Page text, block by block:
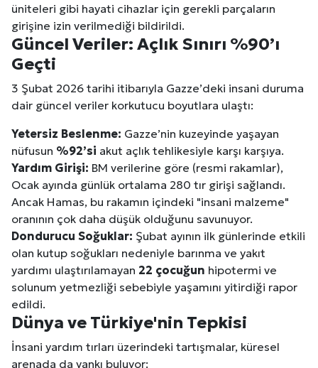
üniteleri gibi hayati cihazlar için gerekli parçaların
girişine izin verilmediği bildirildi.
Güncel Veriler: Açlık Sınırı %90’ı
Geçti
3 Şubat 2026 tarihi itibarıyla Gazze’deki insani duruma
dair güncel veriler korkutucu boyutlara ulaştı:
Yetersiz Beslenme: Gazze’nin kuzeyinde yaşayan
nüfusun %92’si akut açlık tehlikesiyle karşı karşıya.
Yardım Girişi: BM verilerine göre (resmi rakamlar),
Ocak ayında günlük ortalama 280 tır girişi sağlandı.
Ancak Hamas, bu rakamın içindeki "insani malzeme"
oranının çok daha düşük olduğunu savunuyor.
Dondurucu Soğuklar: Şubat ayının ilk günlerinde etkili
olan kutup soğukları nedeniyle barınma ve yakıt
yardımı ulaştırılamayan 22 çocuğun hipotermi ve
solunum yetmezliği sebebiyle yaşamını yitirdiği rapor
edildi.
Dünya ve Türkiye'nin Tepkisi
İnsani yardım tırları üzerindeki tartışmalar, küresel
arenada da yankı buluyor: